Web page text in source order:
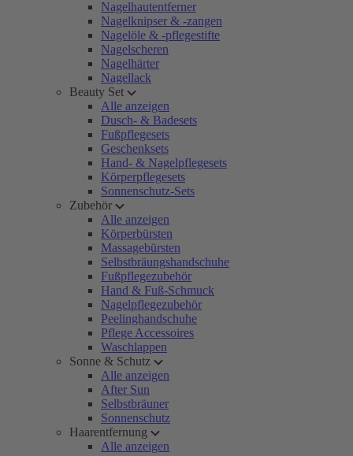
Nagelhautentferner
Nagelknipser & -zangen
Nagelöle & -pflegestifte
Nagelscheren
Nagelhärter
Nagellack
Beauty Set
Alle anzeigen
Dusch- & Badesets
Fußpflegesets
Geschenksets
Hand- & Nagelpflegesets
Körperpflegesets
Sonnenschutz-Sets
Zubehör
Alle anzeigen
Körperbürsten
Massagebürsten
Selbstbräungshandschuhe
Fußpflegezubehör
Hand & Fuß-Schmuck
Nagelpflegezubehör
Peelinghandschuhe
Pflege Accessoires
Waschlappen
Sonne & Schutz
Alle anzeigen
After Sun
Selbstbräuner
Sonnenschutz
Haarentfernung
Alle anzeigen